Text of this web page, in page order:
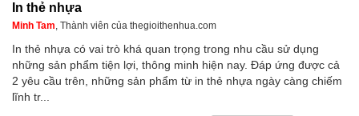
In thẻ nhựa
Minh Tam, Thành viên của thegioithenhua.com
In thẻ nhựa có vai trò khá quan trọng trong nhu cầu sử dụng
những sản phẩm tiện lợi, thông minh hiện nay. Đáp ứng được cả
2 yêu cầu trên, những sản phẩm từ in thẻ nhựa ngày càng chiếm
lĩnh tr...